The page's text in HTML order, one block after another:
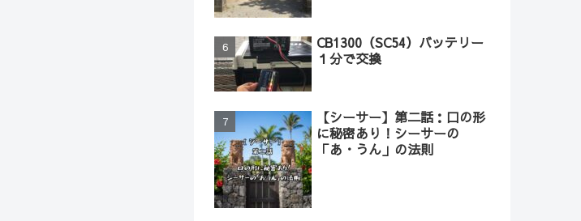
CB1300（SC54）バッテリー
１分で交換
【シーサー】第二話：口の形
に秘密あり！シーサーの
「あ・うん」の法則